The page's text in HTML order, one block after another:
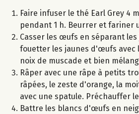
Faire infuser le thé Earl Grey 4
pendant 1 h. Beurrer et fariner
Casser les œufs en séparant
fouetter les jaunes d'œufs avec
noix de muscade et bien
Râper avec une râpe à petits
râpées, le zeste d'orange, la
avec une spatule. Préchauffer le
Battre les blancs d'œufs en